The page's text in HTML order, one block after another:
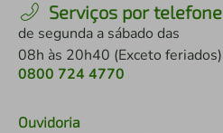
Serviços por telefone
de segunda a sábado das
08h às 20h40 (Exceto feriados)
0800 724 4770
Ouvidoria